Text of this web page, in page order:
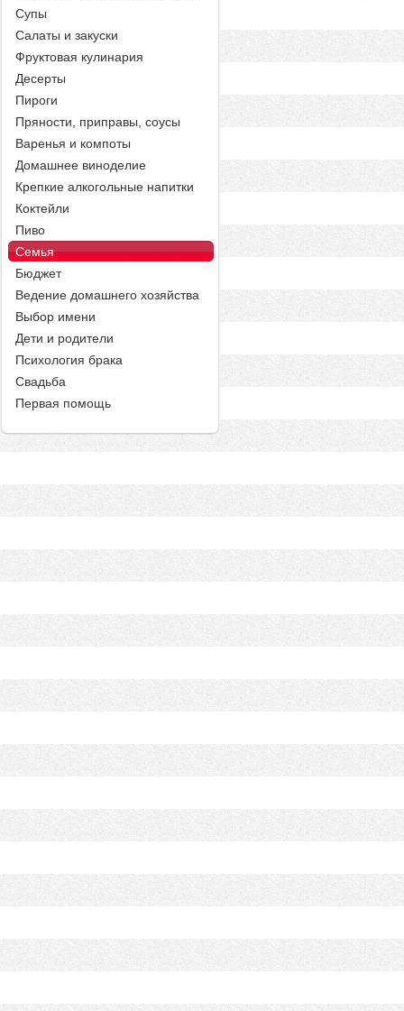
Супы
Салаты и закуски
Фруктовая кулинария
Десерты
Пироги
Пряности, приправы, соусы
Варенья и компоты
Домашнее виноделие
Крепкие алкогольные напитки
Коктейли
Пиво
Семья
Бюджет
Ведение домашнего хозяйства
Выбор имени
Дети и родители
Психология брака
Свадьба
Первая помощь